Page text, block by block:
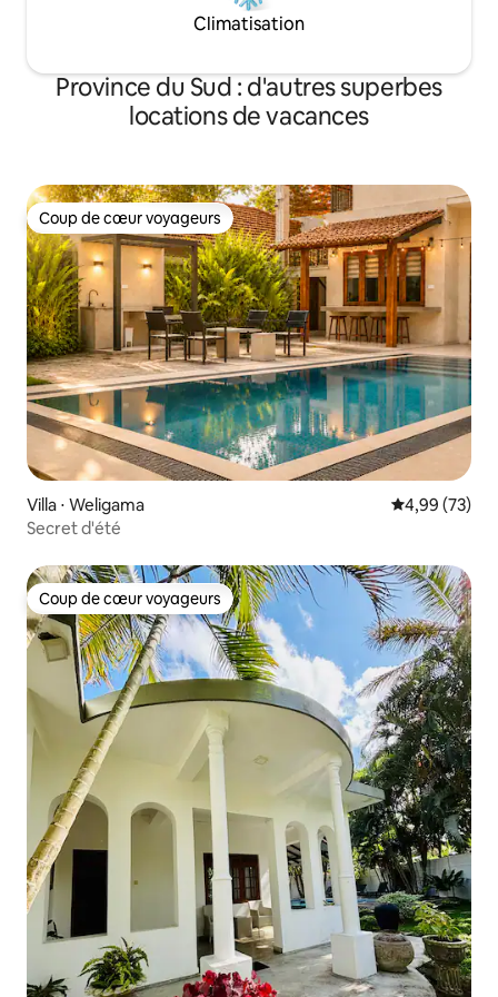
Climatisation
Province du Sud : d'autres superbes
locations de vacances
Coup de cœur voyageurs
Coup de cœur voyageurs
Villa ⋅ Weligama Évaluation
4,99 (73)
Secret d'été
Coup de cœur voyageurs
Coup de cœur voyageurs